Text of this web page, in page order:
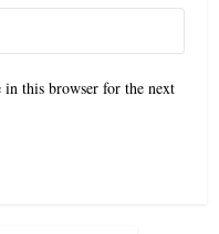
in this browser for the next